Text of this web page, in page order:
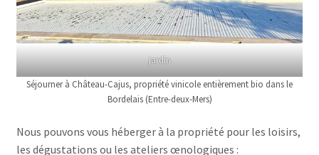
jardin
Séjourner à Château-Cajus, propriété vinicole entièrement bio dans le
Bordelais (Entre-deux-Mers)
Nous pouvons vous héberger à la propriété pour les loisirs,
les dégustations ou les ateliers œnologiques :